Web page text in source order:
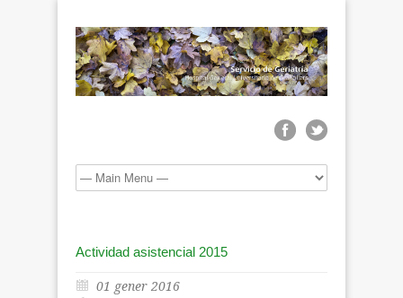
Actividad asistencial 2015
01 gener 2016